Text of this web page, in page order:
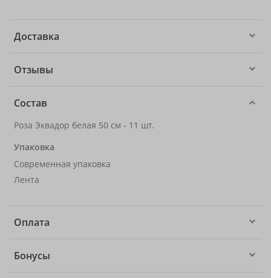
Доставка
Отзывы
Состав
Роза Эквадор белая 50 см - 11 шт.
Упаковка
Современная упаковка
Лента
Оплата
Бонусы